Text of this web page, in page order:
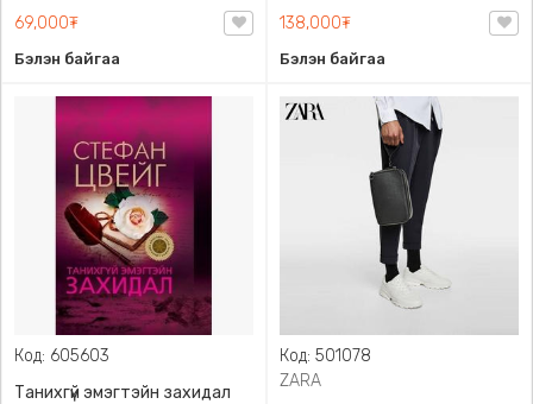
69,000₮
Бэлэн байгаа
138,000₮
Бэлэн байгаа
Код: 605603
Танихгүй эмэгтэйн захидал
Код: 501078
ZARA